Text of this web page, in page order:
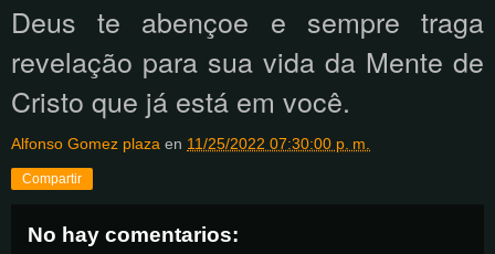
Deus te abençoe e sempre traga
revelação para sua vida da Mente de
Cristo que já está em você.
Alfonso Gomez plaza en 11/25/2022 07:30:00 p. m.
Compartir
No hay comentarios: